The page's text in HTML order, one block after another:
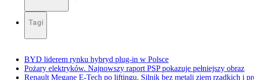
Tagi
BYD liderem rynku hybryd plug-in w Polsce
Pożary elektryków. Najnowszy raport PSP pokazuje pełniejszy obraz
Renault Megane E-Tech po liftingu. Silnik bez metali ziem rzadkich i